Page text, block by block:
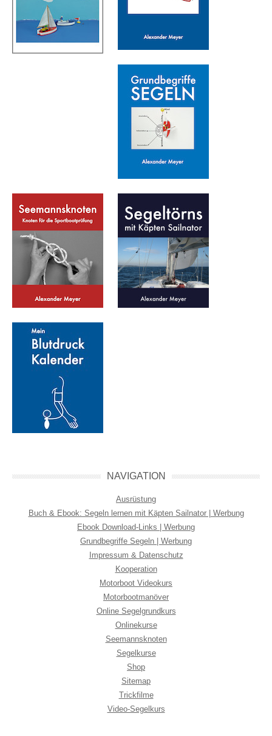
NAVIGATION
Ausrüstung
Buch & Ebook: Segeln lernen mit Käpten Sailnator | Werbung
Ebook Download-Links | Werbung
Grundbegriffe Segeln | Werbung
Impressum & Datenschutz
Kooperation
Motorboot Videokurs
Motorbootmanöver
Online Segelgrundkurs
Onlinekurse
Seemannsknoten
Segelkurse
Shop
Sitemap
Trickfilme
Video-Segelkurs